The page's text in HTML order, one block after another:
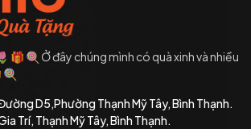
🎁 🍭 Ở đây chúng mình có quà xinh và nhiều
🍭
D5,Phường Thạnh Mỹ Tây, Bình Thạnh.
Trí, Thạnh Mỹ Tây, Bình Thạnh.